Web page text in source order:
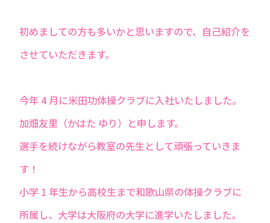
初めましての⽅も多いかと思いますので、⾃⼰紹介を
させていただきます。
今年 4 ⽉に⽶⽥功体操クラブに⼊社いたしました。
加畑友⾥（かはた ゆり）と申します。
選⼿を続けながら教室の先⽣として頑張っていきま
す！
⼩学 1 年⽣から⾼校⽣まで和歌⼭県の体操クラブに
所属し、⼤学は⼤阪府の⼤学に進学いたしました。